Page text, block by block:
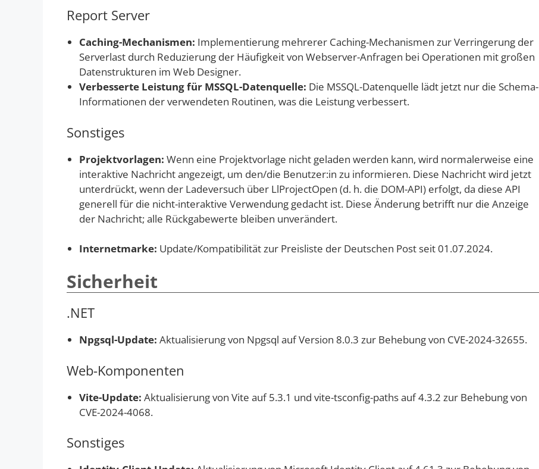
Report Server
Caching-Mechanismen: Implementierung mehrerer Caching-Mechanismen zur Verringerung der
Serverlast durch Reduzierung der Häufigkeit von Webserver-Anfragen bei Operationen mit großen
Datenstrukturen im Web Designer.
Verbesserte Leistung für MSSQL-Datenquelle: Die MSSQL-Datenquelle lädt jetzt nur die Schema-
Informationen der verwendeten Routinen, was die Leistung verbessert.
Sonstiges
Projektvorlagen: Wenn eine Projektvorlage nicht geladen werden kann, wird normalerweise eine
interaktive Nachricht angezeigt, um den/die Benutzer:in zu informieren. Diese Nachricht wird jetzt
unterdrückt, wenn der Ladeversuch über LlProjectOpen (d. h. die DOM-API) erfolgt, da diese API
generell für die nicht-interaktive Verwendung gedacht ist. Diese Änderung betrifft nur die Anzeige
der Nachricht; alle Rückgabewerte bleiben unverändert.
Internetmarke: Update/Kompatibilität zur Preisliste der Deutschen Post seit 01.07.2024.
Sicherheit
.NET
Npgsql-Update: Aktualisierung von Npgsql auf Version 8.0.3 zur Behebung von CVE-2024-32655.
Web-Komponenten
Vite-Update: Aktualisierung von Vite auf 5.3.1 und vite-tsconfig-paths auf 4.3.2 zur Behebung von
CVE-2024-4068.
Sonstiges